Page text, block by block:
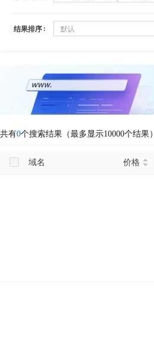
结果排序 默认
共有0个搜索结果（最多显示10000个结果）
域名 价格